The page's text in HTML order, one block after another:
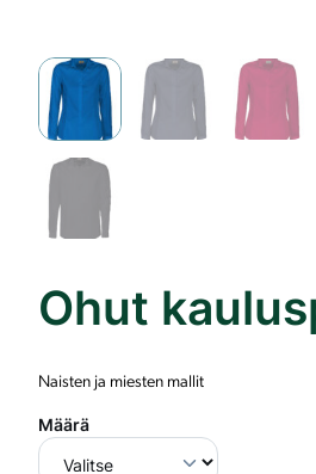
Ohut
Naisten ja miesten mallit
Määrä